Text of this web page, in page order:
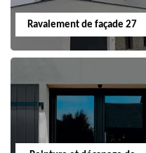
Ravalement de façade 27